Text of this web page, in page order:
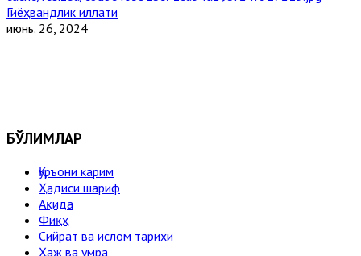
Гиёҳвандлик иллати
июнь. 26, 2024
БЎЛИМЛАР
Қуръони карим
Ҳадиси шариф
Ақида
Фиқҳ
Сийрат ва ислом тарихи
Ҳаж ва умра